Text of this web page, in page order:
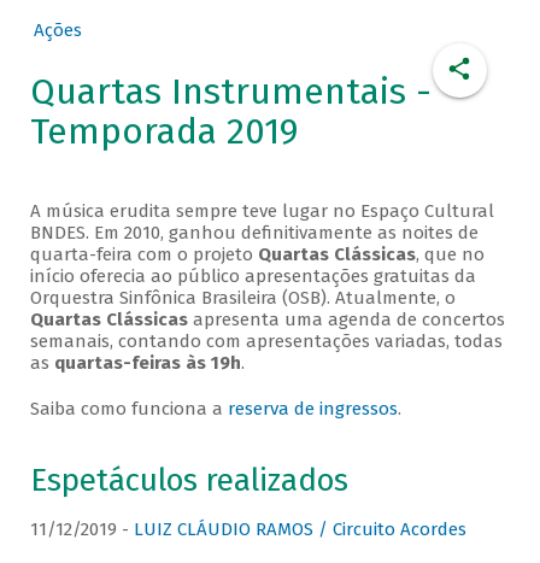
Ações
Quartas Instrumentais -
Temporada 2019
A música erudita sempre teve lugar no Espaço Cultural
BNDES. Em 2010, ganhou definitivamente as noites de
quarta-feira com o projeto Quartas Clássicas, que no
início oferecia ao público apresentações gratuitas da
Orquestra Sinfônica Brasileira (OSB). Atualmente, o
Quartas Clássicasapresenta uma agenda de concertos
semanais, contando com apresentações variadas, todas
as quartas-feiras às 19h.
Saiba como funciona a reserva de ingressos.
Espetáculos realizados
11/12/2019 - LUIZ CLÁUDIO RAMOS / Circuito Acordes